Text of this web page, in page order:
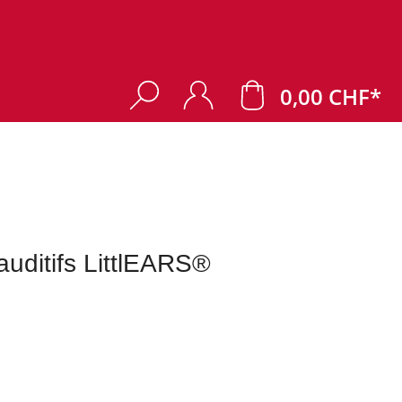
0,00 CHF*
LittlEARS®